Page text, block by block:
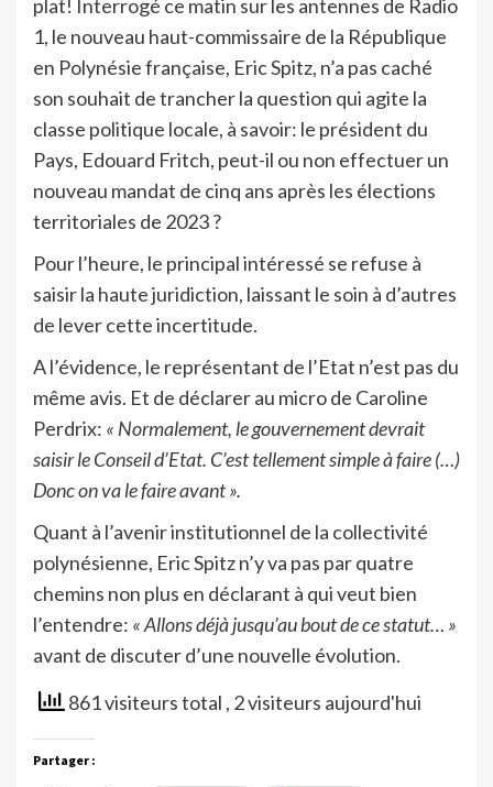
plat! Interrogé ce matin sur les antennes de Radio
1, le nouveau haut-commissaire de la République
en Polynésie française, Eric Spitz, n’a pas caché
son souhait de trancher la question qui agite la
classe politique locale, à savoir: le président du
Pays, Edouard Fritch, peut-il ou non effectuer un
nouveau mandat de cinq ans après les élections
territoriales de 2023 ?
Pour l’heure, le principal intéressé se refuse à
saisir la haute juridiction, laissant le soin à d’autres
de lever cette incertitude.
A l’évidence, le représentant de l’Etat n’est pas du
même avis. Et de déclarer au micro de Caroline
Perdrix: « Normalement, le gouvernement devrait
saisir le Conseil d’Etat. C’est tellement simple à faire (…)
Donc on va le faire avant ».
Quant à l’avenir institutionnel de la collectivité
polynésienne, Eric Spitz n’y va pas par quatre
chemins non plus en déclarant à qui veut bien
l’entendre: « Allons déjà jusqu’au bout de ce statut… »
avant de discuter d’une nouvelle évolution.
861 visiteurs total , 2 visiteurs aujourd'hui
Partager :